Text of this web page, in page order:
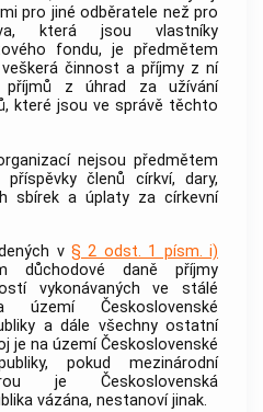
pro jiné odběratele než pro
která jsou vlastníky
fondu, je předmětem
činnost a příjmy z ní
příjmů z úhrad za užívání
které jsou ve správě těchto
nejsou předmětem
příspěvky členů církví, dary,
sbírek a úplaty za církevní
v§ 2 odst. 1 písm. i)
důchodové daně příjmy
vykonávaných ve stálé
území Československé
a dále všechny ostatní
je na území Československé
pokud mezinárodní
je Československá
vázána, nestanoví jinak.